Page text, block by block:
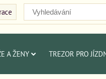
A ŽENY TREZOR PRO